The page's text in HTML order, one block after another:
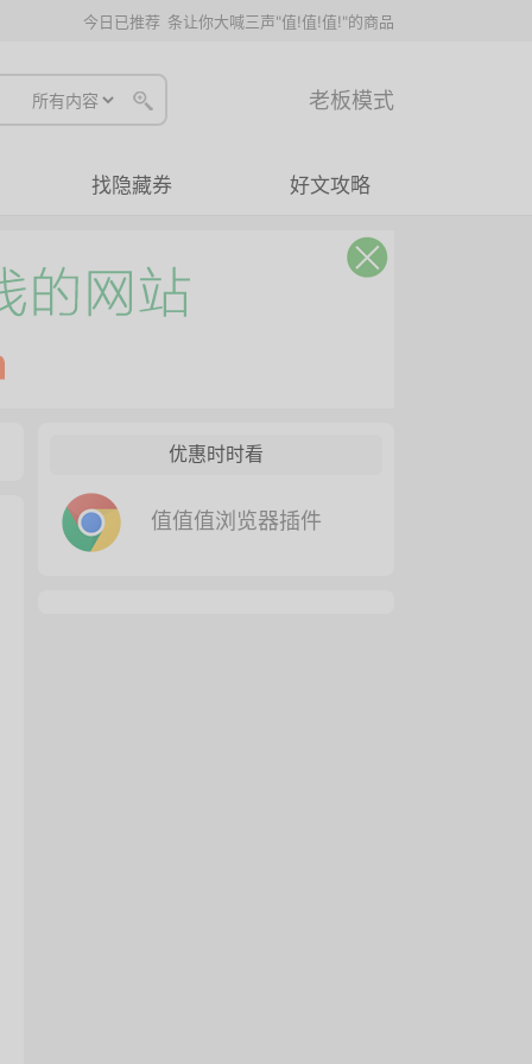
今日已推荐 条让你大喊三声"值!值!值!"的商品
老板模式
找隐藏券 好文攻略
优惠时时看
值值值浏览器插件